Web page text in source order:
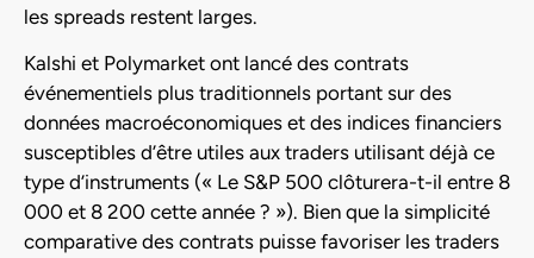
les spreads restent larges.
Kalshi et Polymarket ont lancé des contrats
événementiels plus traditionnels portant sur des
données macroéconomiques et des indices financiers
susceptibles d’être utiles aux traders utilisant déjà ce
type d’instruments (« Le S&P 500 clôturera-t-il entre 8
000 et 8 200 cette année ? »). Bien que la simplicité
comparative des contrats puisse favoriser les traders